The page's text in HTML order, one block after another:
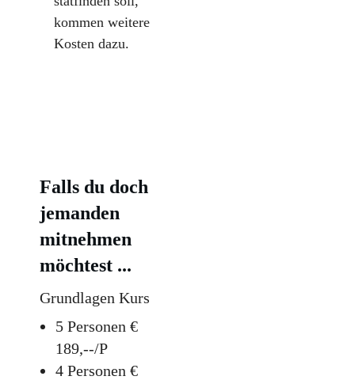
kommen weitere
Kosten dazu.
Falls du doch
jemanden
mitnehmen
möchtest ...
Grundlagen Kurs
5 Personen €
189,--/P
4 Personen €